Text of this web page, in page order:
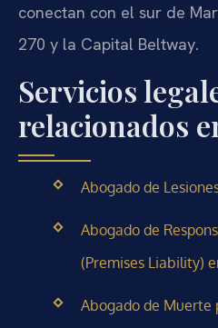
conectan con el sur de
270 y la Capital Beltway.
Servicios
relacionados
Abogado de
Abogado de
(Premises Liability)
Abogado de Muerte